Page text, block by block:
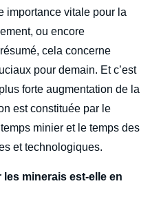
importance vitale pour la
ou encore
cela concerne
pour demain. Et c’est
forte augmentation de la
est constituée par le
minier et le temps des
et technologiques.
minerais est-elle en